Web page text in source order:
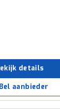
details
Bel aanbieder